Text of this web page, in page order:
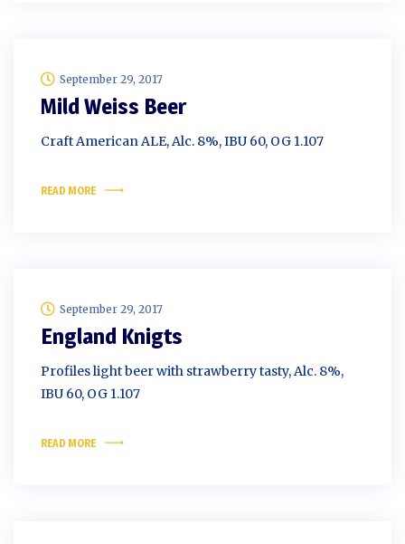
September 29, 2017
Mild Weiss Beer
Craft American ALE, Alc. 8%, IBU 60, OG 1.107
READ MORE
September 29, 2017
England Knigts
Profiles light beer with strawberry tasty, Alc. 8%,
IBU 60, OG 1.107
READ MORE